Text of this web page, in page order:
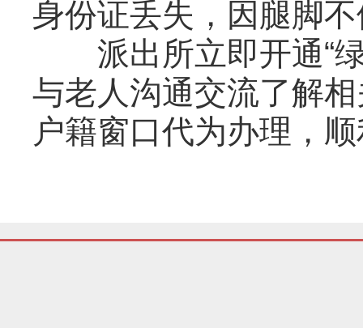
身份证丢失，因腿脚
派出所立即开通“绿
与老人沟通交流了解
户籍窗口代为办理，